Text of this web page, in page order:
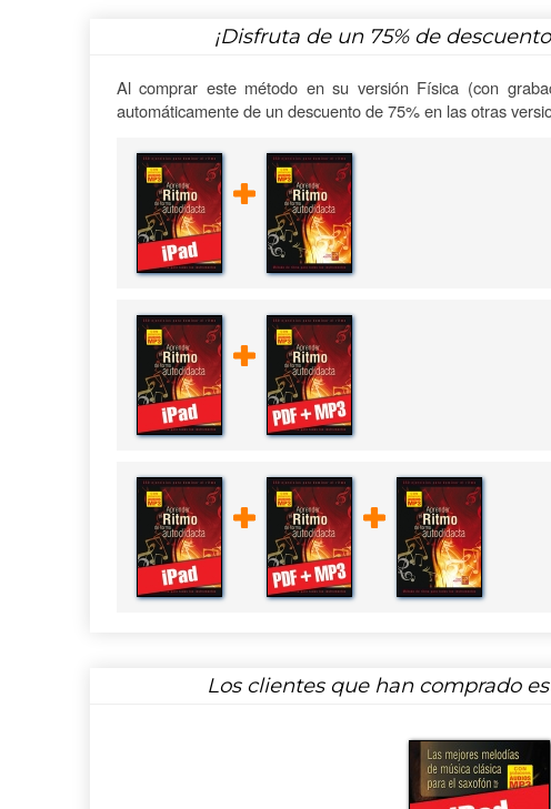
¡Disfruta de un 75%de
Al comprar este método en su versión Física (con
automáticamente de un descuento de 75% en las otras
Los clientes que han comprado